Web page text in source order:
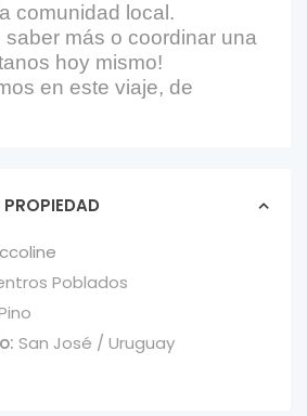
comunidad local.
más o coordinar una
hoy mismo!
en este viaje, de
Poblados
San José / Uruguay